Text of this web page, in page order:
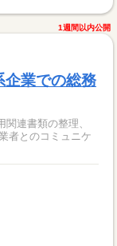
1週間以内公開
企業での総務
関連書類の整理、
者とのコミュニケ